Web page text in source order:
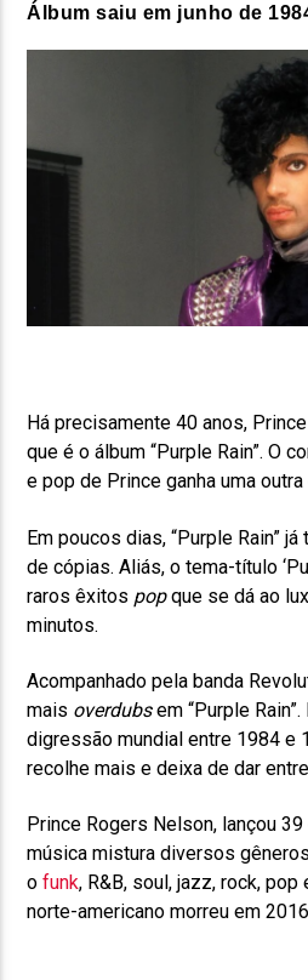
Álbum saiu em junho de
Há precisamente 40 anos,
que é o álbum “Purple Rain”. O
e pop de Prince ganha uma
Em poucos dias, “Purple Rain”
de cópias. Aliás, o tema-título
raros êxitos popque se dá ao
minutos.
Acompanhado pela banda
mais overdubsem “Purple
digressão mundial entre 1984 e
recolhe mais e deixa de dar
Prince Rogers Nelson, lançou
música mistura diversos
ofunk, R&B, soul, jazz, rock,
norte-americano morreu em